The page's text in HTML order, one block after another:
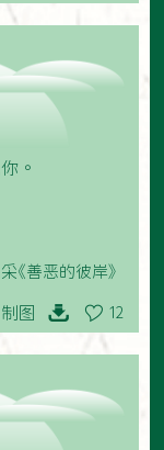
。
《善恶的彼岸》
制图 12